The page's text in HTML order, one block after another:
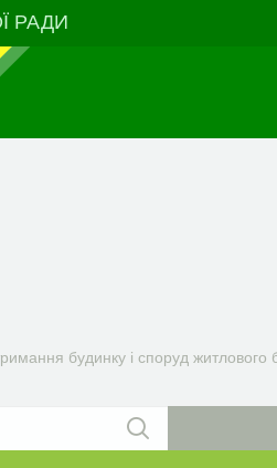
РАДИ
будинку і споруд житлового